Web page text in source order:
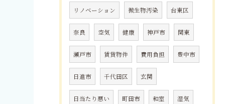
リノベーション 微生物汚染 台東区
奈良 空気 健康 神戸市 関東
瀬戸市 賃貸物件 費用負担 豊中市
日進市 千代田区 玄関
日当たり悪い 町田市 和室 湿気